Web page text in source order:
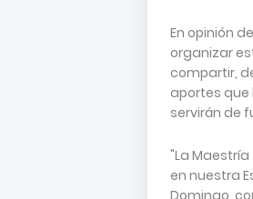
En opinión
organizar
compartir,
aportes que
servirán de
"La
en nuestra
Domingo,